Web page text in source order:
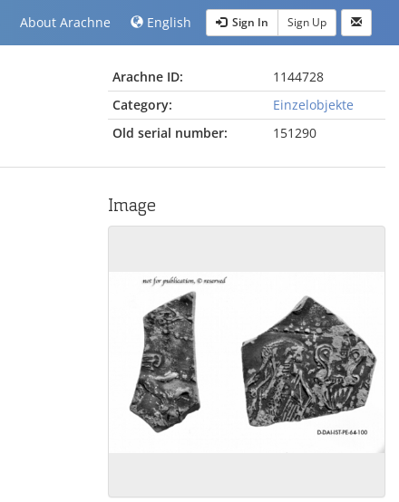
About Arachne English Sign In Sign Up
Arachne ID:
1144728
Category:
Einzelobjekte
Old serial number:
151290
Image